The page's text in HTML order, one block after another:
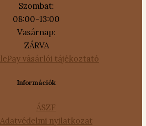
Szombat:
08:00-13:00
Vasárnap:
ZÁRVA
Információk
ÁSZF
Adatvédelmi nyilatkozat